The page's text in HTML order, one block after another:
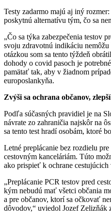
Testy zadarmo majú aj iný
poskytnú alternatívu tým, čo sa
„Čo sa týka zabezpečenia testov
svoju zdravotnú indikáciu
otázkou som sa tento týždeň
dohody o covid pasoch je
pamätať tak, aby v žiadnom
europoslankyňa.
Zvýši sa ochrana občanov,
Podľa súčasných pravidiel je na
návrate zo zahraničia najskôr na
sa tento test hradí osobám, ktoré
Letné preplácanie bez rozdielu
cestovným kanceláriám. Túto
ako prispieť k ochrane
„Preplácanie PCR testov pred
kým nebudú mať všetci občania
a pre občanov, ktorí sa očkovať
dôvodov,“ uviedol Jozef Zelizňák